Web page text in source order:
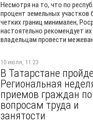
Несмотря на то, что по
процент земельных участков
четких границ минимален,
настоятельно рекомендует их
владельцам провести
10 июля, 11:23
В Татарстане
Региональная
приемов граждан по
вопросам труда и
занятости